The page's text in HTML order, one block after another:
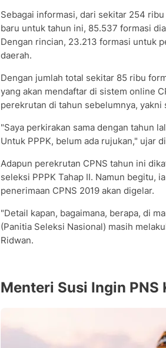
Sebagai informasi, dari sekitar 254
baru untuk tahun ini, 85.537 formasi
Dengan rincian, 23.213 formasi untuk
daerah.
Dengan jumlah total sekitar 85 ribu
yang akan mendaftar di sistem online
perekrutan di tahun sebelumnya, yakni
"Saya perkirakan sama dengan tahun
Untuk PPPK, belum ada rujukan," ujar
Adapun perekrutan CPNS tahun ini
seleksi PPPK Tahap II. Namun begitu,
penerimaan CPNS 2019 akan digelar.
"Detail kapan, bagaimana, berapa, di
(Panitia Seleksi Nasional) masih
Ridwan.
Menteri Susi Ingin PNS